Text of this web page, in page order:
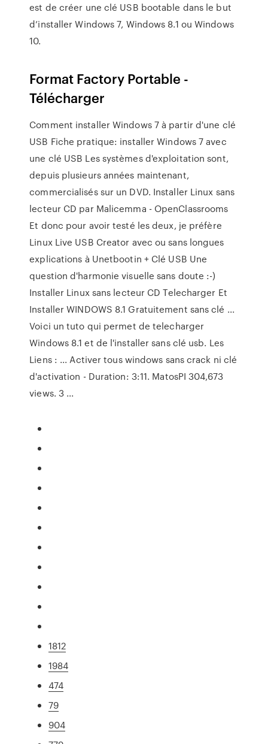
est de créer une clé USB bootable dans le but
d’installer Windows 7, Windows 8.1 ou Windows
10.
Format Factory Portable -
Télécharger
Comment installer Windows 7 à partir d'une clé
USB Fiche pratique: installer Windows 7 avec
une clé USB Les systèmes d'exploitation sont,
depuis plusieurs années maintenant,
commercialisés sur un DVD. Installer Linux sans
lecteur CD par Malicemma - OpenClassrooms
Et donc pour avoir testé les deux, je préfère
Linux Live USB Creator avec ou sans longues
explications à Unetbootin + Clé USB Une
question d'harmonie visuelle sans doute :-)
Installer Linux sans lecteur CD Telecharger Et
Installer WINDOWS 8.1 Gratuitement sans clé ...
Voici un tuto qui permet de telecharger
Windows 8.1 et de l'installer sans clé usb. Les
Liens : ... Activer tous windows sans crack ni clé
d'activation - Duration: 3:11. MatosPI 304,673
views. 3 ...
1812
1984
474
79
904